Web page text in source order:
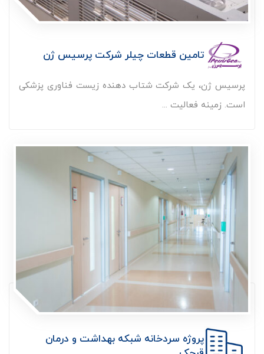
تامین قطعات چیلر شرکت پرسیس ژن
پرسیس ژن، یک شرکت شتاب دهنده زیست فناوری پزشکی
است. زمینه فعالیت ...
پروژه سردخانه شبکه بهداشت و درمان